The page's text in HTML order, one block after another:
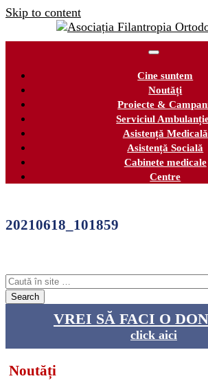
Skip to content
Cine suntem
Noutăți
Proiecte &
Serviciul
Asistență Medicală
Asistență Socială
Cabinete medicale
Centre
20210618_101859
VREI SĂ FACI O
click aici
Noutăți